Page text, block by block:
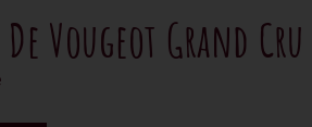
Vougeot Grand Cru